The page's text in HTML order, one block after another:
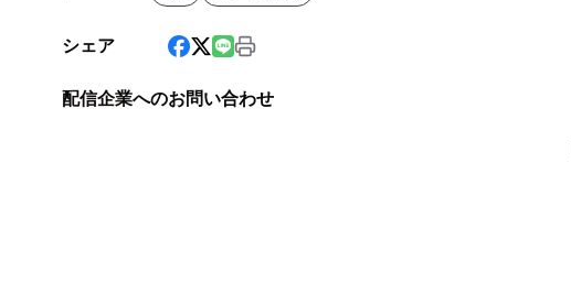
シェア
配信企業へのお問い合わせ